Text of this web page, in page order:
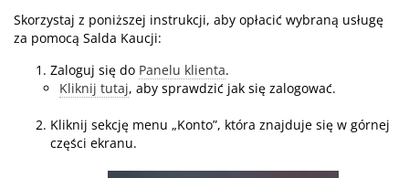
Skorzystaj z poniższej instrukcji, aby opłacić wybraną usługę
za pomocą Salda Kaucji:
Zaloguj się do Panelu klienta.
Kliknij tutaj, aby sprawdzić jak się zalogować.
Kliknij sekcję menu „Konto”, która znajduje się w górnej
części ekranu.